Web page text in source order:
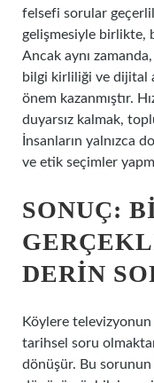
felsefi sorular
gelişmesiyle birlikte,
Ancak aynı
bilgi kirliliği ve dijital
önem kazanmıştır.
duyarsız kalmak,
İnsanların yalnızca
ve etik seçimler
SONUÇ:
DERIN
Köylere
tarihsel soru
dönüşür. Bu sorunun